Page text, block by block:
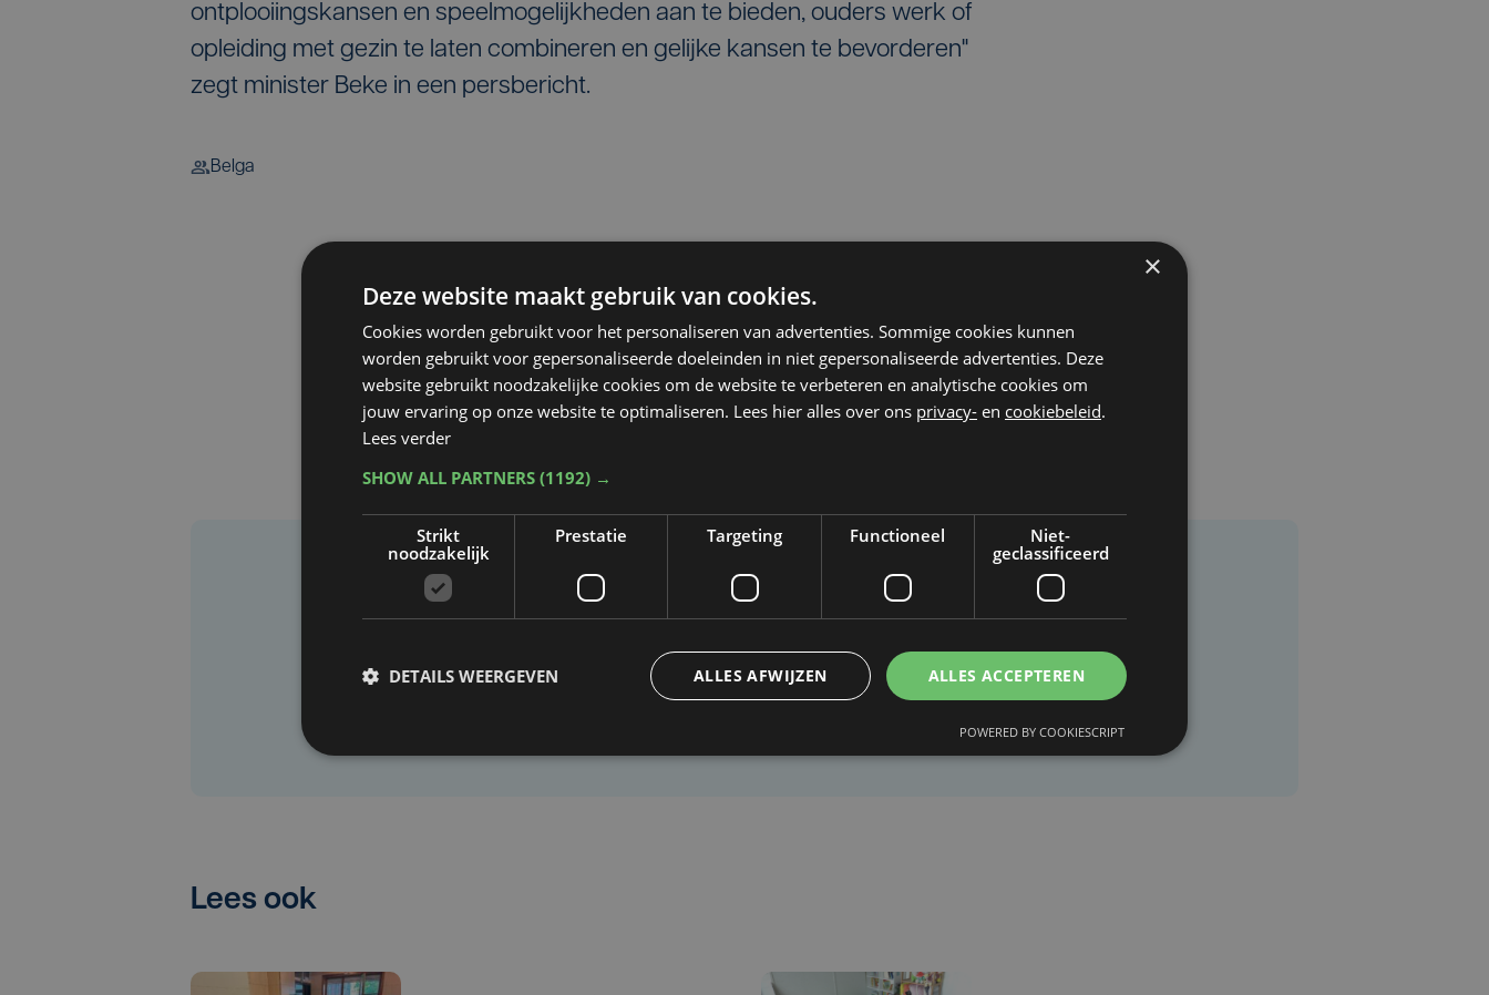
ontplooiingskansen en speelmogelijkheden aan te bieden, ouders werk of
opleiding met gezin te laten combineren en gelijke kansen te bevorderen"
zegt minister Beke in een persbericht.
Belga
Taalfout opgemerkt?
Laat het ons weten
Lees ook
×
Deze website maakt gebruik van cookies.
Cookies worden gebruikt voor het personaliseren van advertenties. Sommige cookies kunnen
worden gebruikt voor gepersonaliseerde doeleinden in niet gepersonaliseerde advertenties. Deze
website gebruikt noodzakelijke cookies om de website te verbeteren en analytische cookies om
jouw ervaring op onze website te optimaliseren. Lees hier alles over ons privacy- en cookiebeleid.
Lees verder
SHOW ALL PARTNERS (1192) →
Strikt
noodzakelijk
Prestatie Targeting Functioneel
Niet-
geclassificeerd
ALLES ACCEPTEREN
ALLES AFWIJZEN
DETAILS WEERGEVEN
POWERED BY COOKIESCRIPT